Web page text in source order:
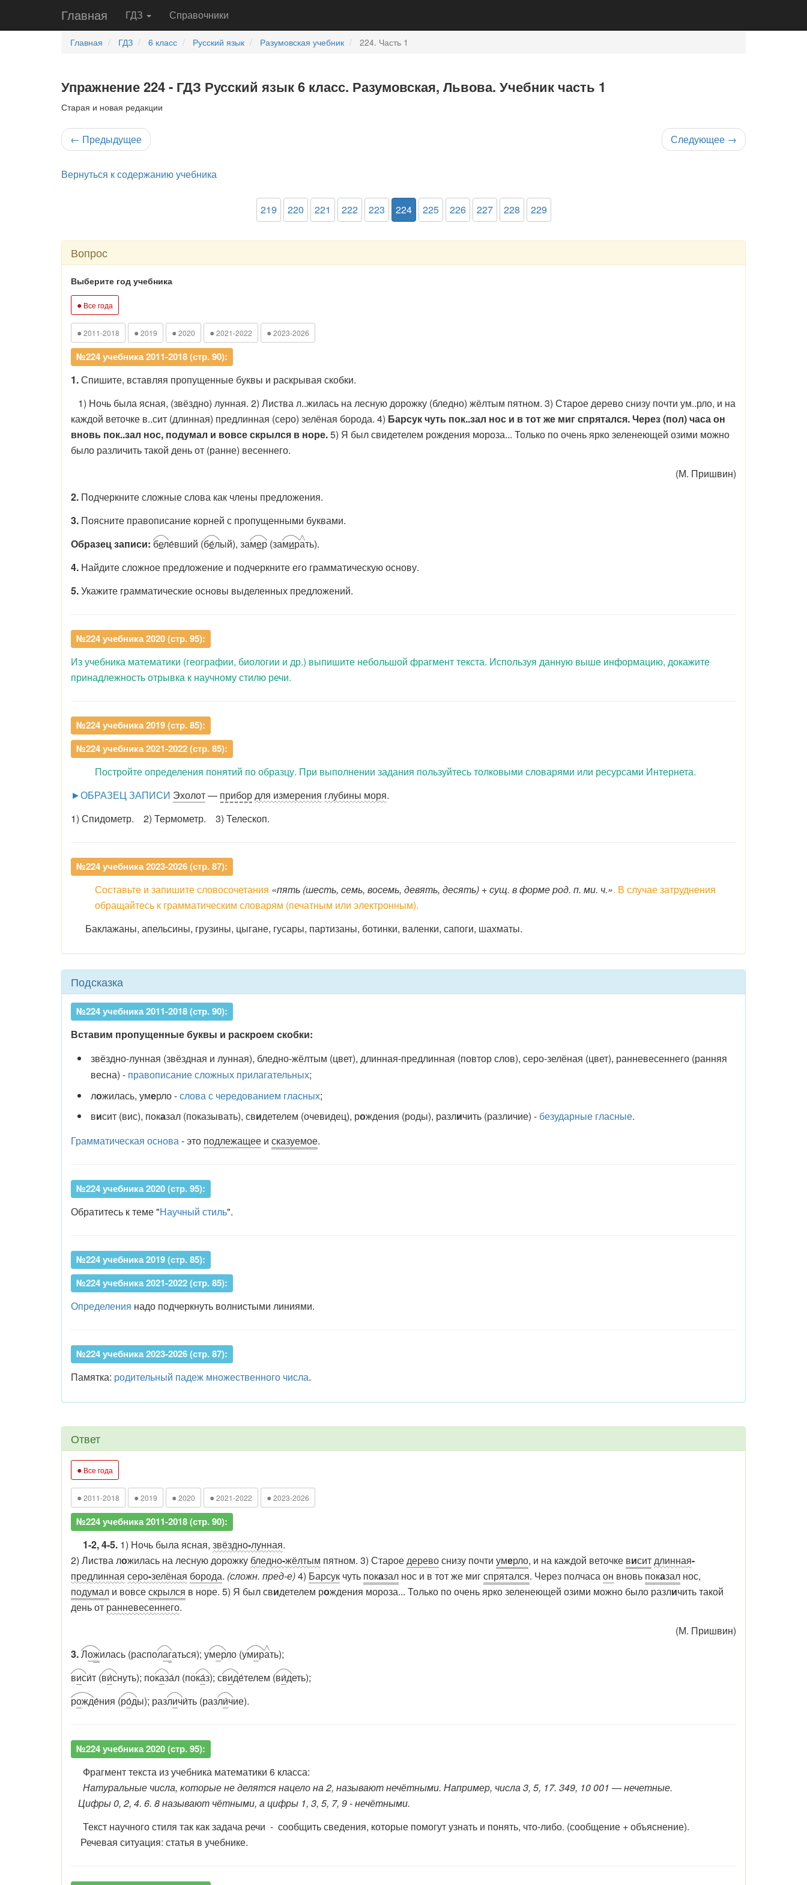
Главная ГДЗ Справочники
Главная ГДЗ 6 класс Русский язык Разумовская учебник 224. Часть 1
Упражнение 224 - ГДЗ Русский язык 6 класс. Разумовская, Львова. Учебник часть 1
Старая и новая редакции
← Предыдущее Следующее →
Вернуться к содержанию учебника
219 220 221 222 223 224 225 226 227 228 229
Вопрос
Выберите год учебника
● Все года
● 2011-2018 ● 2019 ● 2020 ● 2021-2022 ● 2023-2026
№224 учебника 2011-2018 (стр. 90):
1.Спишите, вставляя пропущенные буквы и раскрывая скобки.
1) Ночь была ясная, (звёздно) лунная. 2) Листва л..жилась на лесную дорожку (бледно) жёлтым пятном. 3) Старое дерево снизу почти ум..рло, и на
каждой веточке в..сит (длинная) предлинная (серо) зелёная борода. 4) Барсук чуть пок..зал нос и в тот же миг спрятался. Через (пол) часа он
вновь пок..зал нос, подумал и вовсе скрылся в норе.5) Я был свидетелем рождения мороза... Только по очень ярко зеленеющей озими можно
было различить такой день от (ранне) весеннего.
(М. Пришвин)
2. Подчеркните сложные слова как члены предложения.
3. Поясните правописание корней с пропущенными буквами.
Образец записи: беле́вший (бе́лый), замер (замирать).
4. Найдите сложное предложение и подчеркните его грамматическую основу.
5.Укажите грамматические основы выделенных предложений.
№224 учебника 2020 (стр. 95):
Из учебника математики (географии, биологии и др.) выпишите небольшой фрагмент текста. Используя данную выше информацию, докажите
принадлежность отрывка к научному стилю речи.
№224 учебника 2019 (стр. 85):
№224 учебника 2021-2022 (стр. 85):
Постройте определения понятий по образцу. При выполнении задания пользуйтесь толковыми словарями или ресурсами Интернета.
►ОБРАЗЕЦ ЗАПИСИ Эхолот— прибордля измерения глубины моря.
1) Спидометр. 2) Термометр. 3) Телескоп.
№224 учебника 2023-2026 (стр. 87):
Составьте и запишите словосочетания «пять (шесть, семь, восемь, девять, десять) + сущ. в форме род. п. ми. ч.». В случае затруднения
обращайтесь к грамматическим словарям (печатным или электронным).
Баклажаны, апельсины, грузины, цыгане, гусары, партизаны, ботинки, валенки, сапоги, шахматы.
Подсказка
№224 учебника 2011-2018 (стр. 90):
Вставим пропущенные буквы и раскроем скобки:
звёздно-лунная (звёздная и лунная), бледно-жёлтым (цвет), длинная-предлинная (повтор слов), серо-зелёная (цвет), ранневесеннего (ранняя
весна) - правописание сложных прилагательных;
ложилась, умерло -слова с чередованием гласных;
висит (вис), показал (показывать), свидетелем (очевидец), рождения (роды), различить (различие) - безударные гласные.
Грамматическая основа- это подлежащее и сказуемое.
№224 учебника 2020 (стр. 95):
Обратитесь к теме "Научный стиль".
№224 учебника 2019 (стр. 85):
№224 учебника 2021-2022 (стр. 85):
Определения надо подчеркнуть волнистыми линиями.
№224 учебника 2023-2026 (стр. 87):
Памятка: родительный падеж множественного числа.
Ответ
● Все года
● 2011-2018 ● 2019 ● 2020 ● 2021-2022 ● 2023-2026
№224 учебника 2011-2018 (стр. 90):
1-2, 4-5. 1) Ночь была ясная, звёздно-лунная.
2) Листва ложилась на лесную дорожку бледно-жёлтым пятном. 3) Староедеревоснизу почти умерло, и на каждой веточке виситдлинная-
предлинная серо-зелёная борода. (сложн. пред-е)4) Барсук чуть показал нос и в тот же мигспрятался. Через полчасаон вновь показал нос,
подумал и вовсескрылся в норе. 5) Я был свидетелем рождения мороза... Только по очень ярко зеленеющей озими можно было различить такой
день от ранневесеннего.
(М. Пришвин)
3.Ложилась (располагаться); умерло (умирать);
виси́т (ви́снуть); показа́л (пока́з); свиде́телем (ви́деть);
рожде́ния (ро́ды); различи́ть (разли́чие).
№224 учебника 2020 (стр. 95):
Фрагмент текста из учебника математики 6 класса:
Натуральные числа, которые не делятся нацело на 2, называют нечётными. Например, числа 3, 5, 17. 349, 10 001 — нечетные.
Цифры 0, 2, 4. 6. 8 называют чётными, а цифры 1, 3, 5, 7, 9 - нечётными.
Текст научного стиля так как задача речи - сообщить сведения, которые помогут узнать и понять, что-либо. (сообщение + объяснение).
Речевая ситуация: статья в учебнике.